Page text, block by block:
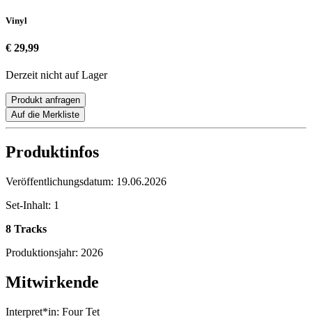
Vinyl
€ 29,99
Derzeit nicht auf Lager
Produkt anfragen
Auf die Merkliste
Produktinfos
Veröffentlichungsdatum: 19.06.2026
Set-Inhalt: 1
8 Tracks
Produktionsjahr: 2026
Mitwirkende
Interpret*in: Four Tet